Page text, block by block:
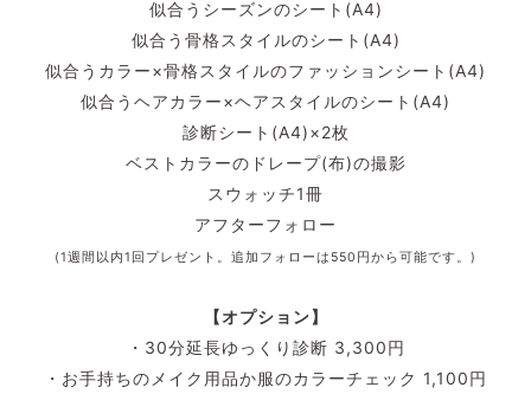
似合うシーズンのシート(A4)
似合う骨格スタイルのシート(A4)
似合うカラー×骨格スタイルのファッションシート(A4)
似合うヘアカラー×ヘアスタイルのシート(A4)
診断シート(A4)×2枚
ベストカラーのドレープ(布)の撮影
スウォッチ1冊
アフターフォロー
(1週間以内1回プレゼント。追加フォローは550円から可能です。)
【オプション】
・30分延長ゆっくり診断 3,300円
・お手持ちのメイク用品か服のカラーチェック 1,100円